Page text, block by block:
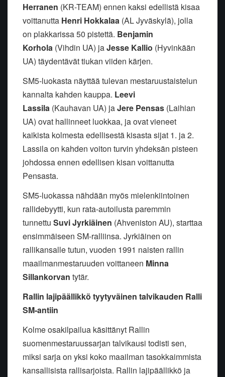
Herranen (KR-TEAM) ennen kaksi edellistä kisaa
voittanutta Henri Hokkalaa (AL Jyväskylä), jolla
on plakkarissa 50 pistettä. Benjamin
Korhola (Vihdin UA) jaJesse Kallio (Hyvinkään
UA) täydentävät tiukan viiden kärjen.
SM5-luokasta näyttää tulevan mestaruustaistelun
kannalta kahden kauppa. Leevi
Lassila (Kauhavan UA) jaJere Pensas (Laihian
UA) ovat hallinneet luokkaa, ja ovat vieneet
kaikista kolmesta edellisestä kisasta sijat 1. ja 2.
Lassila on kahden voiton turvin yhdeksän pisteen
johdossa ennen edellisen kisan voittanutta
Pensasta.
SM5-luokassa nähdään myös mielenkiintoinen
rallidebyytti, kun rata-autoilusta paremmin
tunnettu Suvi Jyrkiäinen (Ahveniston AU), starttaa
ensimmäiseen SM-ralliinsa. Jyrkiäinen on
rallikansalle tutun, vuoden 1991 naisten rallin
maailmanmestaruuden voittaneen Minna
Sillankorvan tytär.
Rallin lajipäällikkö tyytyväinen talvikauden Ralli
SM-antiin
Kolme osakilpailua käsittänyt Rallin
suomenmestaruussarjan talvikausi todisti sen,
miksi sarja on yksi koko maailman tasokkaimmista
kansallisista rallisarjoista. Rallin lajipäällikkö ja